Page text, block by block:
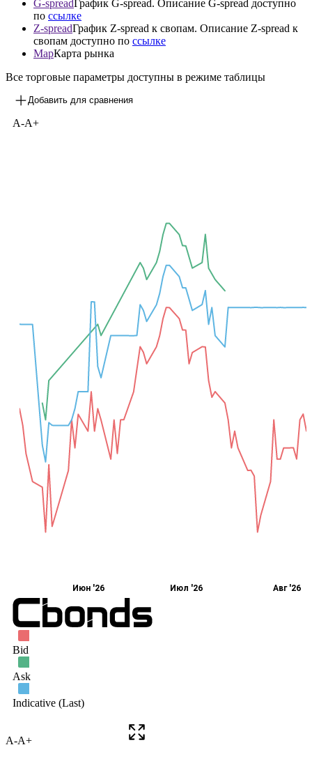
YГрафик доходностей к погашению (YTM) / оферте
(YTP/YTC) облигации. Описание YTM/YTP/YTC
доступно поссылке
G-spreadГрафик G-spread. Описание G-spread доступно
ссылке
Z-spread График Z-spread к свопам. Описание Z-spread к
MapКарта рынка
Все торговые параметры доступны в режиме таблицы